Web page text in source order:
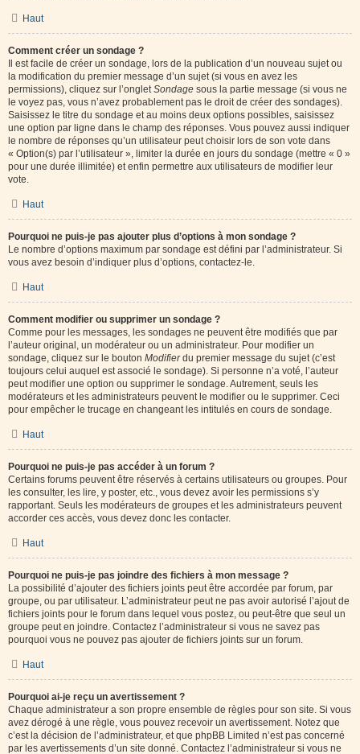
Haut
Comment créer un sondage ?
Il est facile de créer un sondage, lors de la publication d’un nouveau sujet ou
la modification du premier message d’un sujet (si vous en avez les
permissions), cliquez sur l’ongletSondage sous la partie message (si vous ne
le voyez pas, vous n’avez probablement pas le droit de créer des sondages).
Saisissez le titre du sondage et au moins deux options possibles, saisissez
une option par ligne dans le champ des réponses. Vous pouvez aussi indiquer
le nombre de réponses qu’un utilisateur peut choisir lors de son vote dans
« Option(s) par l’utilisateur », limiter la durée en jours du sondage (mettre « 0 »
pour une durée illimitée) et enfin permettre aux utilisateurs de modifier leur
vote.
Haut
Pourquoi ne puis-je pas ajouter plus d’options à mon sondage ?
Le nombre d’options maximum par sondage est défini par l’administrateur. Si
vous avez besoin d’indiquer plus d’options, contactez-le.
Haut
Comment modifier ou supprimer un sondage ?
Comme pour les messages, les sondages ne peuvent être modifiés que par
l’auteur original, un modérateur ou un administrateur. Pour modifier un
sondage, cliquez sur le bouton Modifierdu premier message du sujet (c’est
toujours celui auquel est associé le sondage). Si personne n’a voté, l’auteur
peut modifier une option ou supprimer le sondage. Autrement, seuls les
modérateurs et les administrateurs peuvent le modifier ou le supprimer. Ceci
pour empêcher le trucage en changeant les intitulés en cours de sondage.
Haut
Pourquoi ne puis-je pas accéder à un forum ?
Certains forums peuvent être réservés à certains utilisateurs ou groupes. Pour
les consulter, les lire, y poster, etc., vous devez avoir les permissions s’y
rapportant. Seuls les modérateurs de groupes et les administrateurs peuvent
accorder ces accès, vous devez donc les contacter.
Haut
Pourquoi ne puis-je pas joindre des fichiers à mon message ?
La possibilité d’ajouter des fichiers joints peut être accordée par forum, par
groupe, ou par utilisateur. L’administrateur peut ne pas avoir autorisé l’ajout de
fichiers joints pour le forum dans lequel vous postez, ou peut-être que seul un
groupe peut en joindre. Contactez l’administrateur si vous ne savez pas
pourquoi vous ne pouvez pas ajouter de fichiers joints sur un forum.
Haut
Pourquoi ai-je reçu un avertissement ?
Chaque administrateur a son propre ensemble de règles pour son site. Si vous
avez dérogé à une règle, vous pouvez recevoir un avertissement. Notez que
c’est la décision de l’administrateur, et que phpBB Limited n’est pas concerné
par les avertissements d’un site donné. Contactez l’administrateur si vous ne